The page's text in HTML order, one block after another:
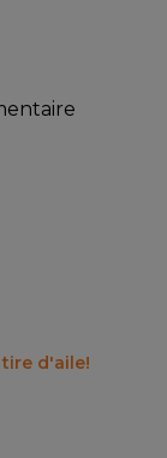
tire d'aile!